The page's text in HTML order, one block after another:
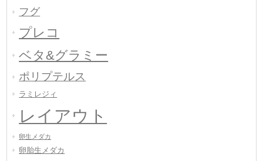
フグ
プレコ
ベタ&グラミー
ポリプテルス
ラミレジィ
レイアウト
卵生メダカ
卵胎生メダカ